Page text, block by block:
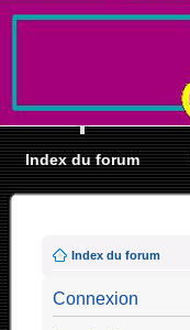
Index du forum
Index du forum
Connexion